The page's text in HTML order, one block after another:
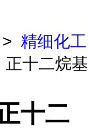
> 精细化工
正十二烷基
十二